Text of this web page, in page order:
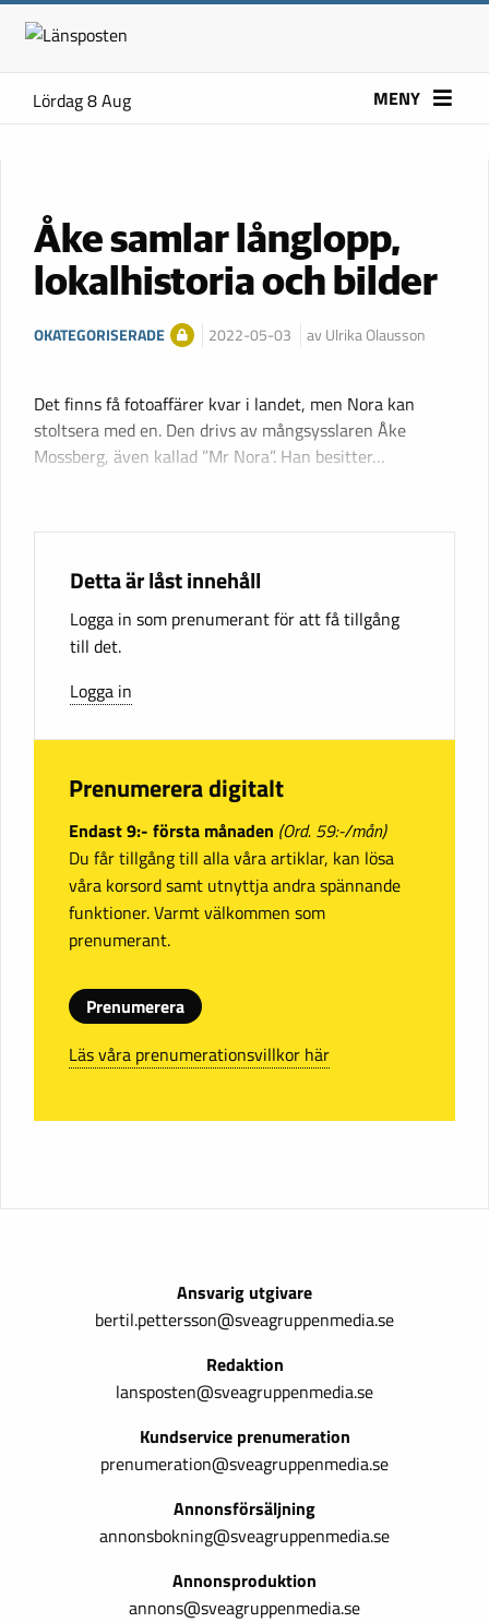
Lördag 8 Aug MENY
Åke samlar långlopp,
lokalhistoria och bilder
OKATEGORISERADE 2022-05-03 av Ulrika Olausson
Det finns få fotoaffärer kvar i landet, men Nora kan
stoltsera med en. Den drivs av mångsysslaren Åke
Mossberg, även kallad ”Mr Nora”. Han besitter…
Detta är låst innehåll
Logga in som prenumerant för att få tillgång
till det.
Logga in
Prenumerera digitalt
Endast 9:- första månaden (Ord. 59:-/mån)
Du får tillgång till alla våra artiklar, kan lösa
våra korsord samt utnyttja andra spännande
funktioner. Varmt välkommen som
prenumerant.
Prenumerera
Läs våra prenumerationsvillkor här
Ansvarig utgivare
bertil.pettersson@sveagruppenmedia.se
Redaktion
lansposten@sveagruppenmedia.se
Kundservice prenumeration
prenumeration@sveagruppenmedia.se
Annonsförsäljning
annonsbokning@sveagruppenmedia.se
Annonsproduktion
annons@sveagruppenmedia.se